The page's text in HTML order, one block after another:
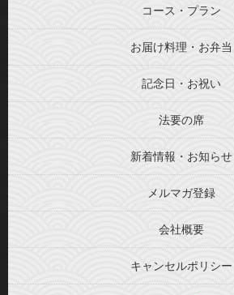
コース・プラン
お届け料理・お弁当
記念日・お祝い
法要の席
新着情報・お知らせ
メルマガ登録
会社概要
キャンセルポリシー